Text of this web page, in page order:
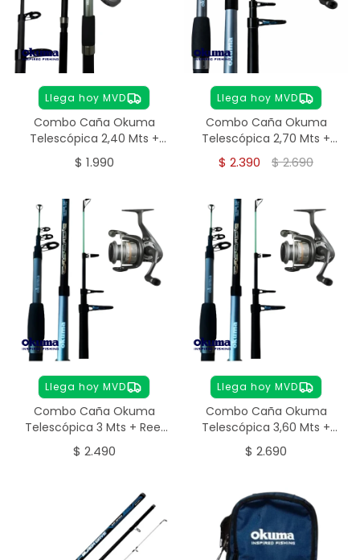
Llega hoy MVD
Combo Caña Okuma
Telescópica 2,40 Mts +
Reel + Tanza
$ 1.990
Llega hoy MVD
Combo Caña Okuma
Telescópica 2,70 Mts +
Reel + Tanza
$ 2.390 $2.690
Llega hoy MVD
Combo Caña Okuma
Telescópica 3 Mts + Reel
+ Tanza
$ 2.490
Llega hoy MVD
Combo Caña Okuma
Telescópica 3,60 Mts +
Reel + Tanza
$ 2.690